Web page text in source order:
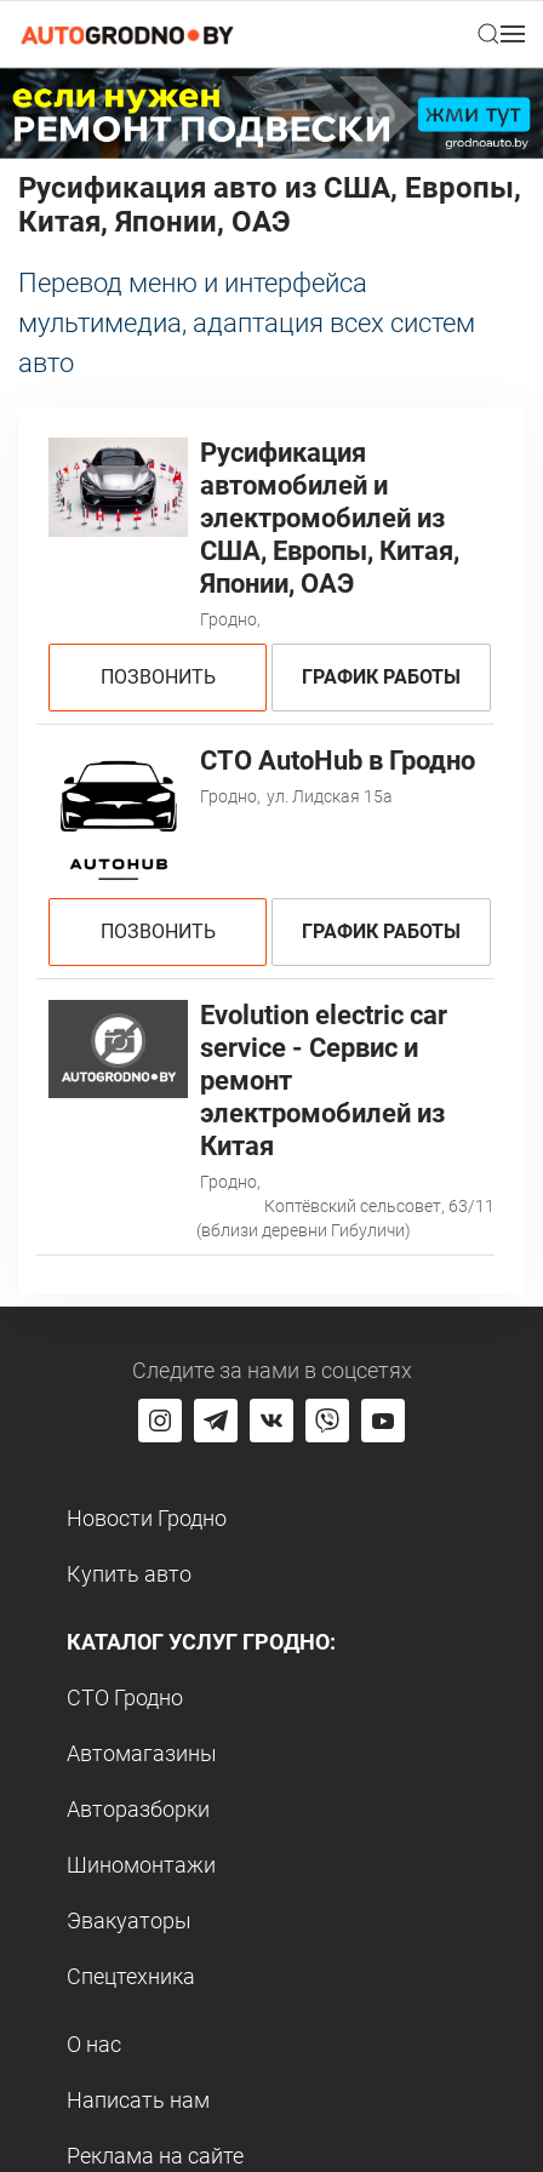
Русификация авто из США, Европы,
Китая, Японии, ОАЭ
Перевод меню и интерфейса
мультимедиа, адаптация всех систем
авто
Русификация
автомобилей и
электромобилей из
США, Европы, Китая,
Японии, ОАЭ
Гродно,
ПОЗВОНИТЬ ГРАФИК РАБОТЫ
СТО AutoHub в Гродно
Гродно, ул. Лидская 15а
ПОЗВОНИТЬ ГРАФИК РАБОТЫ
Evolution electric car
service - Сервис и
ремонт
электромобилей из
Китая
Гродно,
Коптёвский сельсовет, 63/11
(вблизи деревни Гибуличи)
Следите за нами в соцсетях
Новости Гродно
Купить авто
КАТАЛОГ УСЛУГ ГРОДНО:
СТО Гродно
Автомагазины
Авторазборки
Шиномонтажи
Эвакуаторы
Спецтехника
О нас
Написать нам
Реклама на сайте